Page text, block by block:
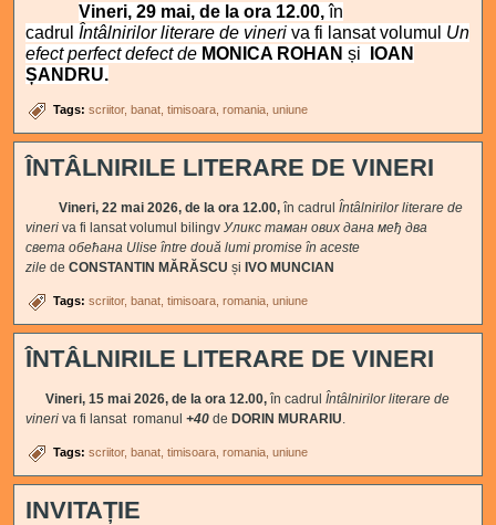
Vineri, 29 mai, de la ora 12.00,în
cadrulÎntâlnirilor literare de vineri va fi lansat volumul Un
efect perfect defect de MONICA ROHANși IOAN
ȘANDRU.
Tags:scriitor banat timisoara romania uniune
ÎNTÂLNIRILE LITERARE DE VINERI
Vineri, 22 mai 2026, de la ora 12.00,în cadrulÎntâlnirilor literare de
vineri va fi lansat volumul bilingv Уликс таман ових дана међ два
света обећана Ulise între două lumi promise în aceste
ziledeCONSTANTIN MĂRĂSCU șiIVO MUNCIAN
Tags:scriitor banat timisoara romania uniune
ÎNTÂLNIRILE LITERARE DE VINERI
Vineri, 15 mai 2026, de la ora 12.00,în cadrulÎntâlnirilor literare de
vineri va fi lansat romanul+40 deDORIN MURARIU
Tags:scriitor banat timisoara romania uniune
INVITAȚIE